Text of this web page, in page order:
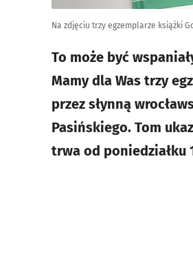
Na zdjęciu trzy egzemplarze książki
To może być
Mamy dla Was trzy
przez słynną
Pasińskiego. Tom
trwa od poniedziałku